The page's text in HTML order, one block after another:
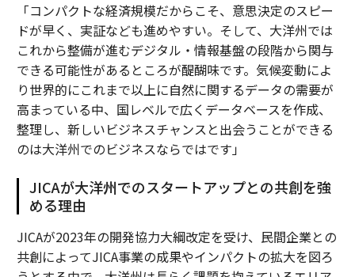
「コンパクトな経済規模だからこそ、意思決定のスピー
ドが早く、実証なども進めやすい。そして、大洋州では
これから整備が進むデジタル・情報基盤の段階から関与
できる可能性があるところが醍醐味です。気候変動によ
り世界的にこれまで以上に自然に関するデータの需要が
高まっている中、国レベルで広くデータベースを作成、
整理し、新しいビジネスチャンスと出会うことができる
のは大洋州でのビジネスならではです」
JICAが大洋州でのスタートアップとの共創を強
める理由
JICAが2023年の開発協力大綱改定を受け、民間企業との
共創によってJICA事業の成果やインパクトの拡大を図ろ